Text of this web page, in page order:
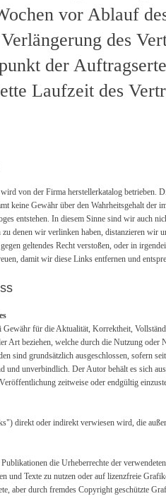
vor Ablauf
des
der
Laufzeit des
von der Firma herstellerkatalog betrieben.
keine Gewähr über den Wahrheitsgehalt der
entstehen. In diesem Sinne sind wir auch
denen wir verlinken haben, distanzieren wir
geltendes Recht verstoßen, oder in
damit wir diese Links entfernen und
für die Aktualität, Korrektheit,
Art beziehen, welche durch die Nutzung
sind grundsätzlich ausgeschlossen, sofern
und unverbindlich. Der Autor behält es sich
zeitweise oder endgültig
direkt oder indirekt verwiesen wird, die
die Urheberrechte der
und Texte zu nutzen oder auf lizenzfreie
aber durch fremdes Copyright geschützte